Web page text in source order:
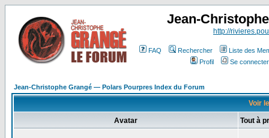
Jean-
http://
FAQ Rechercher
Liste des
Profil
Se
Jean-Christophe Grangé — Polars Pourpres Index du Forum
Voir
Avatar Tout à